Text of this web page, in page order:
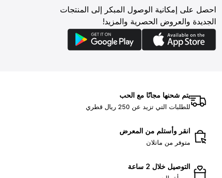
احصل على إمكانية الوصول المبكر إلى المنتجات
الجديدة والعروض الحصرية والمزيد!
يتم شحنها مجانًا مع الحب
للطلبات التي تزيد عن 250 ريال قطري
انقر وأستلم من المعرض
متوفر من ماتلان
التوصيل خلال 2 ساعة